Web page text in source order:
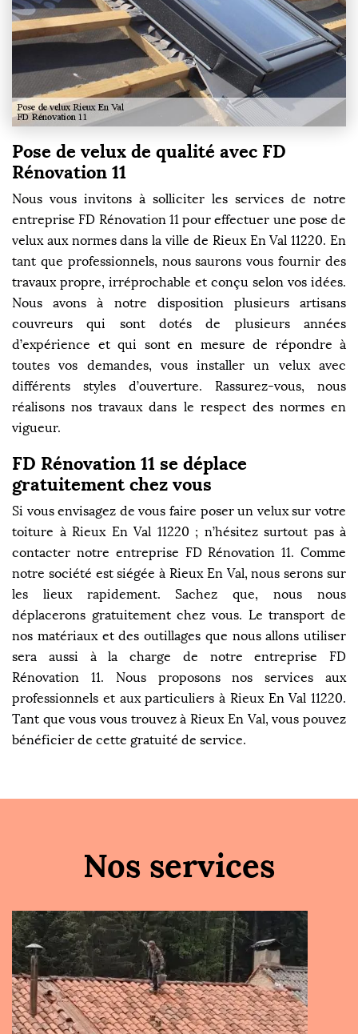
Pose de velux de qualité avec FD
Rénovation 11
Nous vous invitons à solliciter les services de notre
entreprise FD Rénovation 11 pour effectuer une pose de
velux aux normes dans la ville de Rieux En Val 11220. En
tant que professionnels, nous saurons vous fournir des
travaux propre, irréprochable et conçu selon vos idées.
Nous avons à notre disposition plusieurs artisans
couvreurs qui sont dotés de plusieurs années
d’expérience et qui sont en mesure de répondre à
toutes vos demandes, vous installer un velux avec
différents styles d’ouverture. Rassurez-vous, nous
réalisons nos travaux dans le respect des normes en
vigueur.
FD Rénovation 11 se déplace
gratuitement chez vous
Si vous envisagez de vous faire poser un velux sur votre
toiture à Rieux En Val 11220 ; n’hésitez surtout pas à
contacter notre entreprise FD Rénovation 11. Comme
notre société est siégée à Rieux En Val, nous serons sur
les lieux rapidement. Sachez que, nous nous
déplacerons gratuitement chez vous. Le transport de
nos matériaux et des outillages que nous allons utiliser
sera aussi à la charge de notre entreprise FD
Rénovation 11. Nous proposons nos services aux
professionnels et aux particuliers à Rieux En Val 11220.
Tant que vous vous trouvez à Rieux En Val, vous pouvez
bénéficier de cette gratuité de service.
Nos services